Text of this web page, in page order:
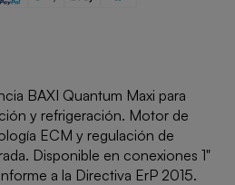
BAXI Quantum Maxi para
y refrigeración. Motor de
ECM y regulación de
Disponible en conexiones 1"
a la Directiva ErP 2015.